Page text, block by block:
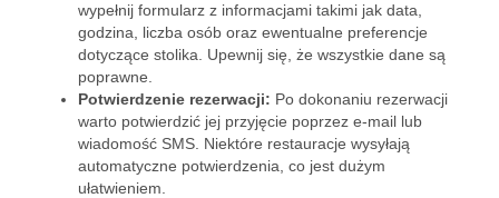
wypełnij formularz z informacjami takimi jak data,
godzina, liczba osób oraz ewentualne preferencje
dotyczące stolika. Upewnij się, że wszystkie dane są
poprawne.
Potwierdzenie rezerwacji: Po dokonaniu rezerwacji
warto potwierdzić jej przyjęcie poprzez e-mail lub
wiadomość SMS. Niektóre restauracje wysyłają
automatyczne potwierdzenia, co jest dużym
ułatwieniem.